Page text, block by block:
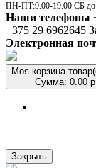
ПН-ПТ:9.00-19.00 СБ
Наши телефоны
+375 29 6962645
Электронная
Моя корзина
Сумма: 0.00
Закрыть